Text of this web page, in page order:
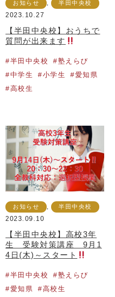
お知らせ , 半田中央校
2023.10.27
【半田中央校】おうちで
質問が出来ます
半田中央校
塾えらび
中学生
小学生
愛知県
高校生
お知らせ , 半田中央校
2023.09.10
【半田中央校】高校3年
生 受験対策講座 9月1
4日(木)～スタート
半田中央校
塾えらび
愛知県
高校生